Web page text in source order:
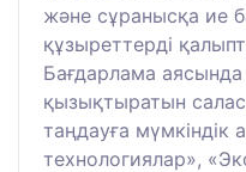
және сұранысқа ие
құзыреттерді
Бағдарлама
қызықтыратын
таңдауға мүмкіндік
технологиялар»,